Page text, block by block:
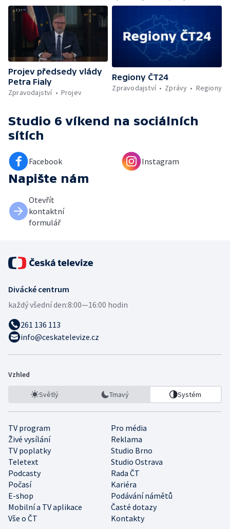
Projev předsedy vlády
Petra Fialy
Zpravodajství
Projev
Regiony ČT24
Zpravodajství
Zprávy Regiony
Studio 6 víkend na sociálních
sítích
Facebook Instagram
Napište nám
Otevřít
kontaktní
formulář
Divácké centrum
každý všední den:8:00—16:00 hodin
261 136 113
info@ceskatelevize.cz
Vzhled
Světlý Tmavý Systém
TV program
Pro média
Živé vysílání
Reklama
TV poplatky
Studio Brno
Teletext
Studio Ostrava
Podcasty
Rada ČT
Počasí
Kariéra
E-shop
Podávání námětů
Mobilní a TV aplikace
Časté dotazy
Vše o ČT
Kontakty